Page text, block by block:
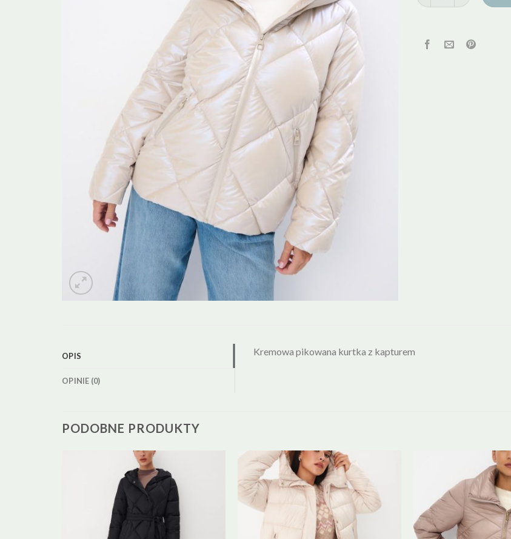
OPIS
OPINIE (0)
Kremowa pikowana kurtka z kapturem
PODOBNE PRODUKTY